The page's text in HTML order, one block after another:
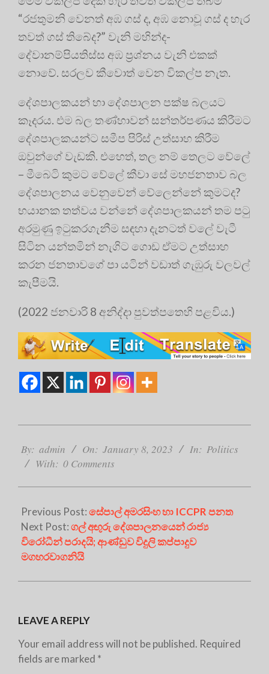
“රජතුමනි වෙනත් අඹ ගස් ද, අඹ නොවූ ගස් ද හැර
තවත් ගස් තිබේද?” වැනි මහින්ද-
දේවානම්පියතිස්ස අඹ ප්‍රශ්නය වැනි එකක්
නොවේ. සරලව කීවොත් වෙන විකල්ප නැත.
දේශපාලකයන් හා දේශපාලන පක්ෂ බලයට
කෑදරය. එම බල තණ්හාවන් සන්තර්පණය කිරීමට
දේශපාලකයන්ට සමීප පිරිස් උත්සාහ කිරීම
ඔවුන්ගේ වැඩකි. එහෙත්, තල නම් තෙලට වේලේ
– මීබෙටි කුමට වේලේ කීවා සේ මහජනතාව බල
දේශපාලනය වෙනුවෙන් වේලෙන්නේ කුමටද?
භයානක තත්වය වන්නේ දේශපාලකයන් තම පටු
අරමුණු ඉටුකරගැනීම සඳහා දැනටත් වලේ වැටී
සිටින යන්තමින් නැගිට ගොඩ ඒමට උත්සාහ
කරන ජනතාවගේ පා යටින් වඩාත් ගැඹුරු වලවල්
කැපීමයි.
(2022 ජනවාරි 8 අනිද්දා පුවත්පතෙහි පළවිය.)
01-
08
By: admin On: January 8, 2023 In: Politics
With: 0 Comments
Previous Post:සේපාල් අමරසිංහ හා ICCPR පනත
Next Post:ගල් අඟුරු දේශපාලනයෙන් රාජ්‍ය
විරෝධීන් පරාදයි; ආණ්ඩුව විදුලි කප්පාදුව
මගහරවාගනියි
LEAVE A REPLY
Your email address will not be published. Required
fields are marked *